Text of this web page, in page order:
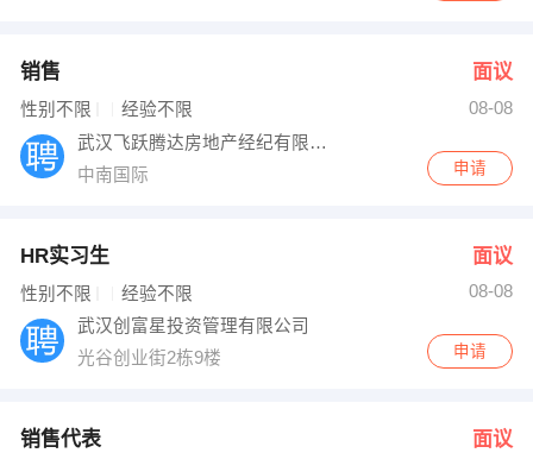
销售 面议
性别不限 经验不限
08-08
武汉飞跃腾达房地产经纪有限公司
中南国际
申请
HR实习生 面议
性别不限 经验不限
08-08
武汉创富星投资管理有限公司
光谷创业街2栋9楼
申请
销售代表 面议